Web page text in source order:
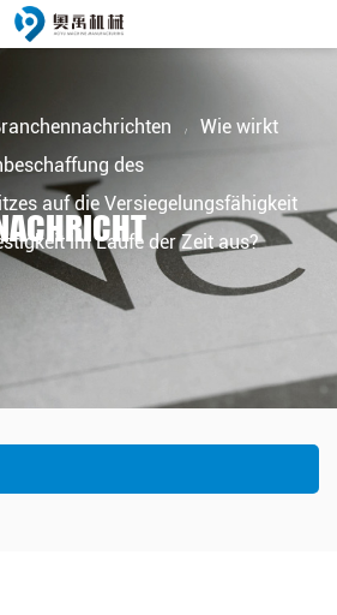
/
Wie wirkt
des
auf die Versiegelungsfähigkeit
im Laufe der Zeit aus?